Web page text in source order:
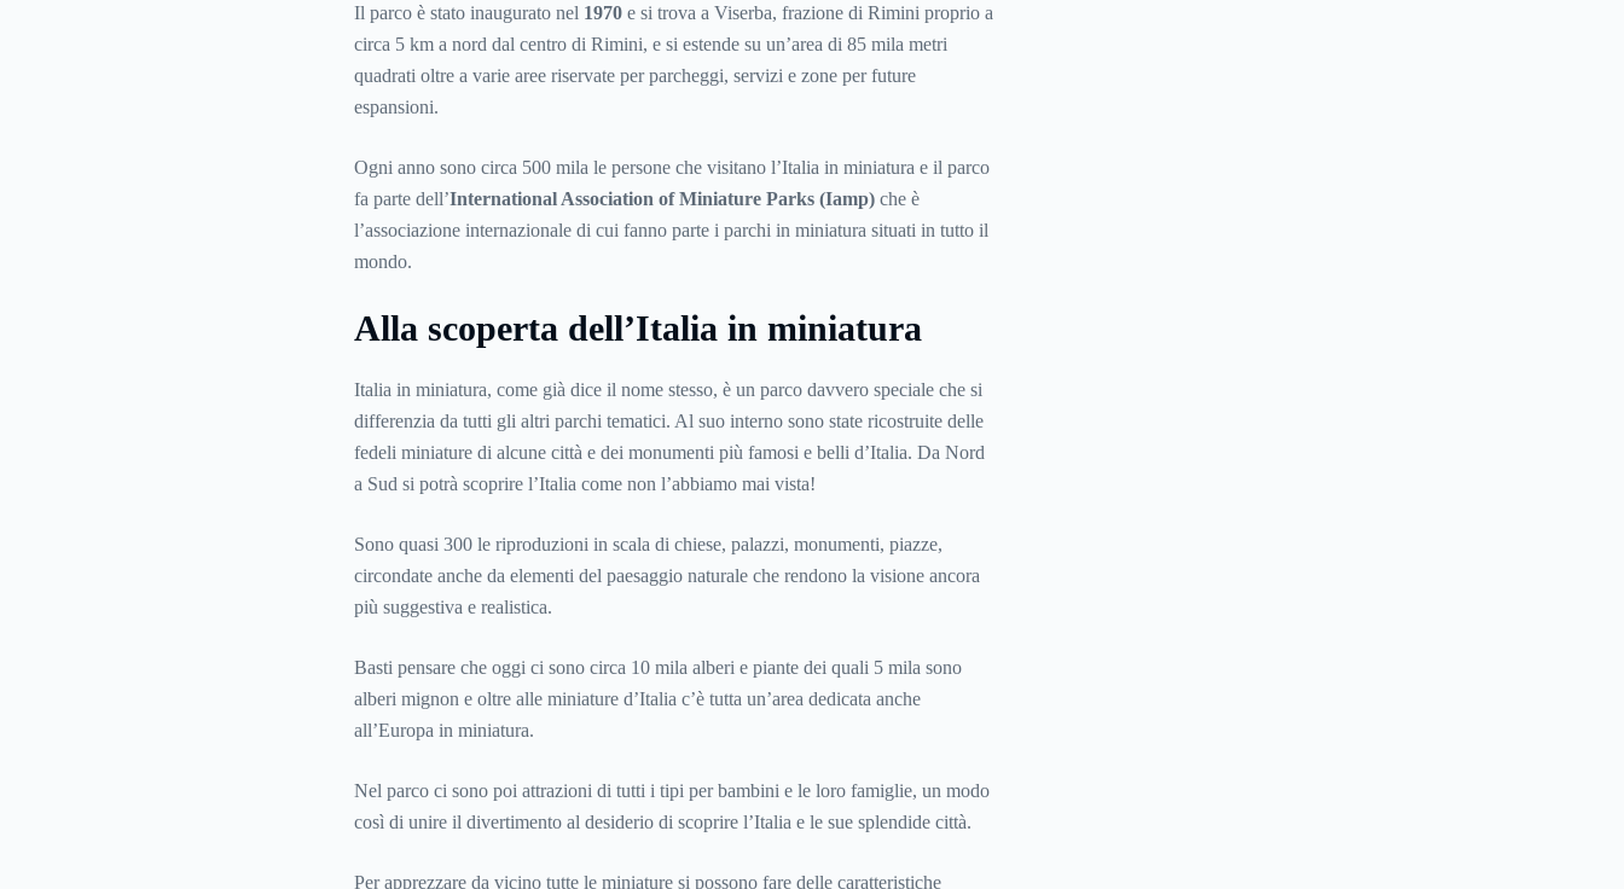
Il parco è stato inaugurato nel 1970e si trova a Viserba, frazione di Rimini proprio a
circa 5 km a nord dal centro di Rimini, e si estende su un’area di 85 mila metri
quadrati oltre a varie aree riservate per parcheggi, servizi e zone per future
espansioni.
Ogni anno sono circa 500 mila le persone che visitano l’Italia in miniatura e il parco
fa parte dell’International Association of Miniature Parks (Iamp)che è
l’associazione internazionale di cui fanno parte i parchi in miniatura situati in tutto il
mondo.
Alla scoperta dell’Italia in miniatura
Italia in miniatura, come già dice il nome stesso, è un parco davvero speciale che si
differenzia da tutti gli altri parchi tematici. Al suo interno sono state ricostruite delle
fedeli miniature di alcune città e dei monumenti più famosi e belli d’Italia. Da Nord
a Sud si potrà scoprire l’Italia come non l’abbiamo mai vista!
Sono quasi 300 le riproduzioni in scala di chiese, palazzi, monumenti, piazze,
circondate anche da elementi del paesaggio naturale che rendono la visione ancora
più suggestiva e realistica.
Basti pensare che oggi ci sono circa 10 mila alberi e piante dei quali 5 mila sono
alberi mignon e oltre alle miniature d’Italia c’è tutta un’area dedicata anche
all’Europa in miniatura.
Nel parco ci sono poi attrazioni di tutti i tipi per bambini e le loro famiglie, un modo
così di unire il divertimento al desiderio di scoprire l’Italia e le sue splendide città.
Per apprezzare da vicino tutte le miniature si possono fare delle caratteristiche